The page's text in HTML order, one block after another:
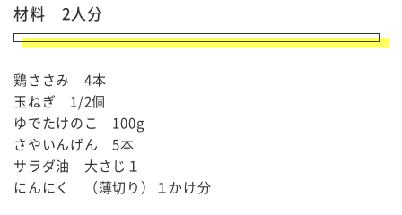
材料 2人分
鶏ささみ 4本
玉ねぎ 1/2個
ゆでたけのこ 100g
さやいんげん 5本
サラダ油 大さじ１
にんにく （薄切り）１かけ分